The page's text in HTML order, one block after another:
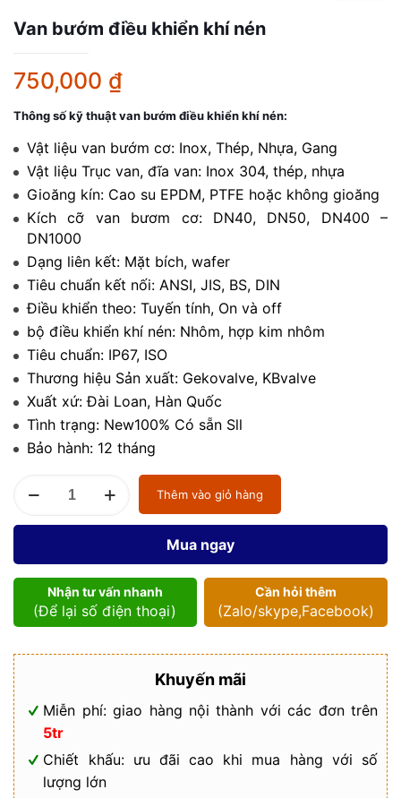
Van bướm điều khiển khí nén
750,000 ₫
Thông số kỹ thuật van bướm điều khiển khí nén:
Vật liệu van bướm cơ: Inox, Thép, Nhựa, Gang
Vật liệu Trục van, đĩa van: Inox 304, thép, nhựa
Gioăng kín: Cao su EPDM, PTFE hoặc không gioăng
Kích cỡ van bươm cơ: DN40, DN50, DN400 –
DN1000
Dạng liên kết: Mặt bích, wafer
Tiêu chuẩn kết nối: ANSI, JIS, BS, DIN
Điều khiển theo: Tuyến tính, On và off
bộ điều khiển khí nén: Nhôm, hợp kim nhôm
Tiêu chuẩn: IP67, ISO
Thương hiệu Sản xuất: Gekovalve, KBvalve
Xuất xứ: Đài Loan, Hàn Quốc
Tình trạng: New100% Có sẵn Sll
Bảo hành: 12 tháng
bướm
khiển
nén
số
Thêm vào giỏ hàng
Mua ngay
Nhận tư vấn nhanh
(Để lại số điện thoại)
Cần hỏi thêm
(Zalo/skype,Facebook)
Khuyến mãi
Miễn phí: giao hàng nội thành với các đơn trên
5tr
Chiết khấu: ưu đãi cao khi mua hàng với số
lượng lớn